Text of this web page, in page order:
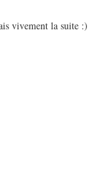
vivement la suite :)